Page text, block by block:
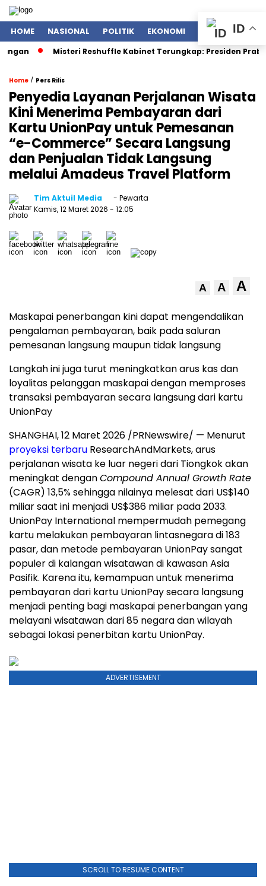
HOME NASIONAL POLITIK EKONOMI ENTERTAINMENT
Misteri Reshuffle Kabinet Terungkap: Presiden Prabowo
Home / Pers Rilis
Penyedia Layanan Perjalanan Wisata
Kini Menerima Pembayaran dari
Kartu UnionPay untuk Pemesanan
“e-Commerce” Secara Langsung
dan Penjualan Tidak Langsung
melalui Amadeus Travel Platform
Tim Aktuil Media
- Pewarta
Kamis, 12 Maret 2026 - 12:05
A A A
Maskapai penerbangan kini dapat mengendalikan
pengalaman pembayaran, baik pada saluran
pemesanan langsung maupun tidak langsung
Langkah ini juga turut meningkatkan arus kas dan
loyalitas pelanggan maskapai dengan memproses
transaksi pembayaran secara langsung dari kartu
UnionPay
SHANGHAI, 12 Maret 2026 /PRNewswire/ — Menurut
proyeksi terbaru ResearchAndMarkets, arus
perjalanan wisata ke luar negeri dari Tiongkok akan
meningkat denganCompound Annual Growth Rate
(CAGR) 13,5% sehingga nilainya melesat dari US$140
miliar saat ini menjadi US$386 miliar pada 2033.
UnionPay International mempermudah pemegang
kartu melakukan pembayaran lintasnegara di 183
pasar, dan metode pembayaran UnionPay sangat
populer di kalangan wisatawan di kawasan Asia
Pasifik. Karena itu, kemampuan untuk menerima
pembayaran dari kartu UnionPay secara langsung
menjadi penting bagi maskapai penerbangan yang
melayani wisatawan dari 85 negara dan wilayah
sebagai lokasi penerbitan kartu UnionPay.
ADVERTISEMENT
SCROLL TO RESUME CONTENT
ID